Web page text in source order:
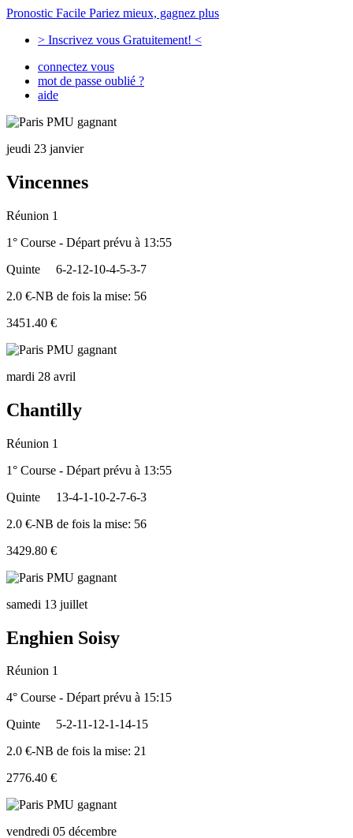
Pronostic Facile Pariez mieux, gagnez plus
> Inscrivez vous Gratuitement! <
connectez vous
mot de passe oublié ?
aide
jeudi 23 janvier
Vincennes
Réunion 1
1° Course - Départ prévu à 13:55
Quinte
6-2-12-10-4-5-3-7
2.0 €-NB de fois la mise: 56
3451.40 €
mardi 28 avril
Chantilly
Réunion 1
1° Course - Départ prévu à 13:55
Quinte
13-4-1-10-2-7-6-3
2.0 €-NB de fois la mise: 56
3429.80 €
samedi 13 juillet
Enghien Soisy
Réunion 1
4° Course - Départ prévu à 15:15
Quinte
5-2-11-12-1-14-15
2.0 €-NB de fois la mise: 21
2776.40 €
vendredi 05 décembre